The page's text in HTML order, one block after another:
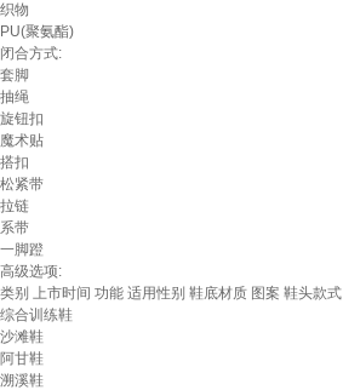
织物
PU(聚氨酯)
闭合方式:
套脚
抽绳
旋钮扣
魔术贴
搭扣
松紧带
拉链
系带
一脚蹬
高级选项:
类别 上市时间 功能 适用性别 鞋底材质 图案 鞋头款式
综合训练鞋
沙滩鞋
阿甘鞋
溯溪鞋